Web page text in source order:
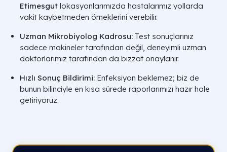
Etimesgut lokasyonlarımızda hastalarımız yollarda
vakit kaybetmeden örneklerini verebilir.
Uzman Mikrobiyolog Kadrosu: Test sonuçlarınız
sadece makineler tarafından değil, deneyimli uzman
doktorlarımız tarafından da bizzat onaylanır.
Hızlı Sonuç Bildirimi: Enfeksiyon beklemez; biz de
bunun bilinciyle en kısa sürede raporlarımızı hazır hale
getiriyoruz.